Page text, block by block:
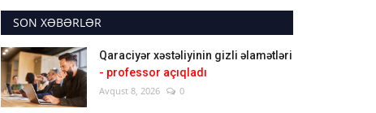
SON XƏBƏRLƏR
Qaraciyər xəstəliyinin gizli əlamətləri
- professor açıqladı
Avqust 8, 2026 0